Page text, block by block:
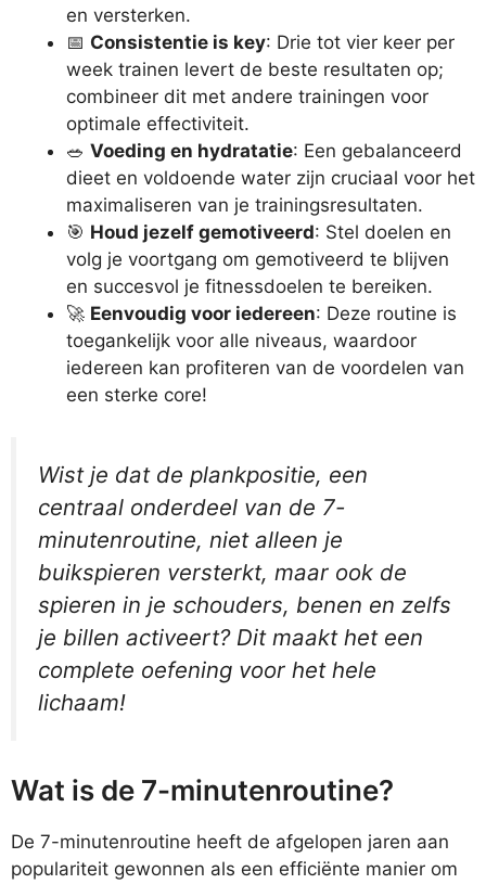
en versterken.
📅 Consistentie is key: Drie tot vier keer per
week trainen levert de beste resultaten op;
combineer dit met andere trainingen voor
optimale effectiviteit.
🥗 Voeding en hydratatie: Een gebalanceerd
dieet en voldoende water zijn cruciaal voor het
maximaliseren van je trainingsresultaten.
🎯 Houd jezelf gemotiveerd: Stel doelen en
volg je voortgang om gemotiveerd te blijven
en succesvol je fitnessdoelen te bereiken.
🚀 Eenvoudig voor iedereen: Deze routine is
toegankelijk voor alle niveaus, waardoor
iedereen kan profiteren van de voordelen van
een sterke core!
Wist je dat de plankpositie, een
centraal onderdeel van de 7-
minutenroutine, niet alleen je
buikspieren versterkt, maar ook de
spieren in je schouders, benen en zelfs
je billen activeert? Dit maakt het een
complete oefening voor het hele
lichaam!
Wat is de 7-minutenroutine?
De 7-minutenroutine heeft de afgelopen jaren aan
populariteit gewonnen als een efficiënte manier om